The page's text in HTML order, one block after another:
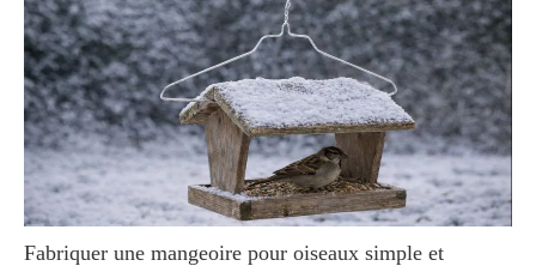
Fabriquer une mangeoire pour oiseaux simple et